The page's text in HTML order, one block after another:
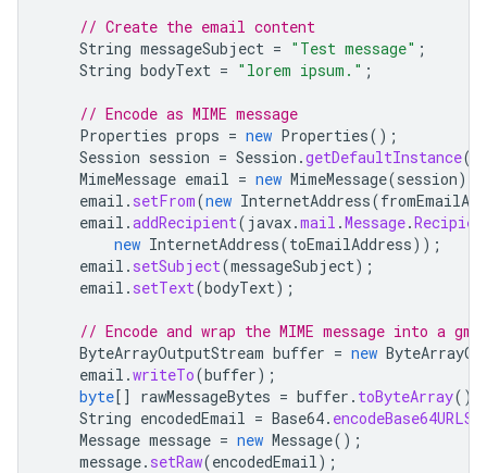
// Create the email content
String messageSubject = "Test message" ;
String bodyText = "lorem ipsum." ;
// Encode as MIME message
Properties props = new Properties();
Session session = Session .getDefaultInstance(
MimeMessage email = new MimeMessage(session);
email . setFrom(new InternetAddress(
email .addRecipient( javax.mail .Message.
new InternetAddress(toEmailAddress));
email . setSubject(messageSubject);
email . setText(bodyText);
// Encode and wrap the MIME message into a
ByteArrayOutputStream buffer = new
email .writeTo(buffer);
byte[] rawMessageBytes = buffer . toByteArray();
String encodedEmail = Base64.
Message message = new Message();
message. setRaw(encodedEmail);